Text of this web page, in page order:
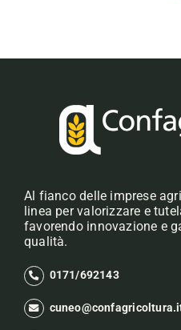
Al fianco delle imprese
linea per valorizzare e
favorendo innovazione e
qualità.
0171/692143